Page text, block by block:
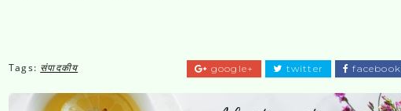
Tags: संपादकीय facebook
twitter
google+